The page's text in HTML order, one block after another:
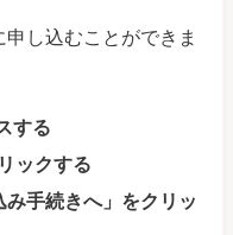
し込むことができま
する
ックする
み手続きへ」をクリッ